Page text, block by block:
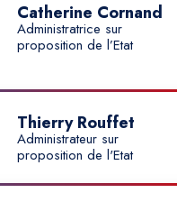
Catherine Cornand
Administratrice sur
proposition de l’Etat
Thierry Rouffet
Administrateur sur
proposition de l'Etat